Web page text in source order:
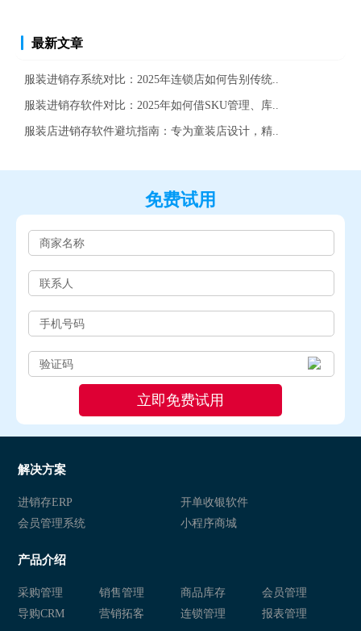
最新文章
服装进销存系统对比：2025年连锁店如何告别传统..
服装进销存软件对比：2025年如何借SKU管理、库..
服装店进销存软件避坑指南：专为童装店设计，精..
免费试用
解决方案
进销存ERP
开单收银软件
会员管理系统
小程序商城
产品介绍
采购管理 销售管理 商品库存
会员管理
导购CRM
营销拓客 连锁管理 报表管理